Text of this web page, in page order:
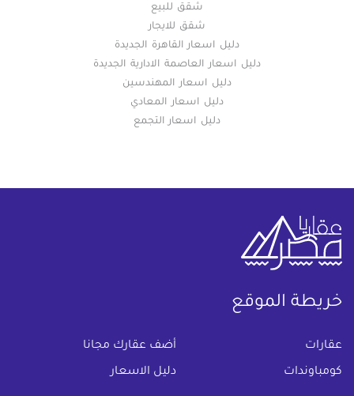
شقق للبيع
شقق للايجار
دليل اسعار القاهرة الجديدة
دليل اسعار العاصمة الادارية الجديدة
دليل اسعار المهندسين
دليل اسعار المعادي
دليل اسعار التجمع
خريطة الموقع
عقارات أضف عقارك مجانا
كومباوندات دليل الاسعار